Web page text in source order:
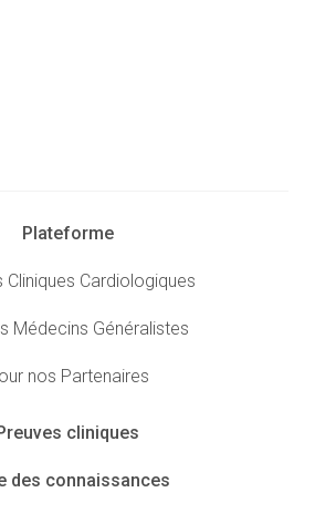
Plateforme
Cliniques Cardiologiques
Médecins Généralistes
nos Partenaires
cliniques
des connaissances